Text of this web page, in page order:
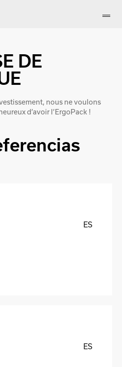
DE
nous ne voulons
d’avoir l’ErgoPack !
ES
ES